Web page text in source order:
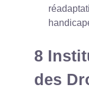
8
des